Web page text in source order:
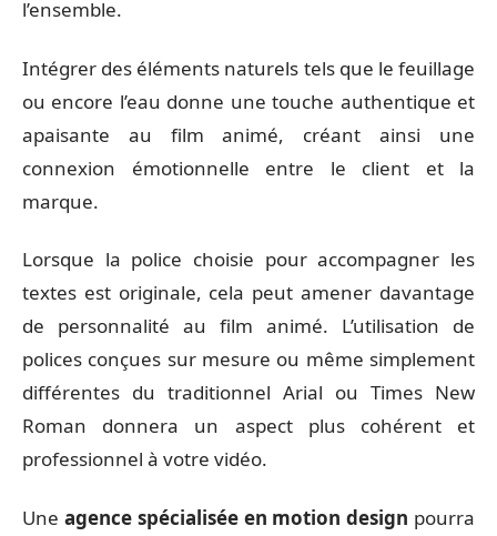
l’ensemble.
Intégrer des éléments naturels tels que le feuillage
ou encore l’eau donne une touche authentique et
apaisante au film animé, créant ainsi une
connexion émotionnelle entre le client et la
marque.
Lorsque la police choisie pour accompagner les
textes est originale, cela peut amener davantage
de personnalité au film animé. L’utilisation de
polices conçues sur mesure ou même simplement
différentes du traditionnel Arial ou Times New
Roman donnera un aspect plus cohérent et
professionnel à votre vidéo.
Une agence spécialisée en motion design pourra